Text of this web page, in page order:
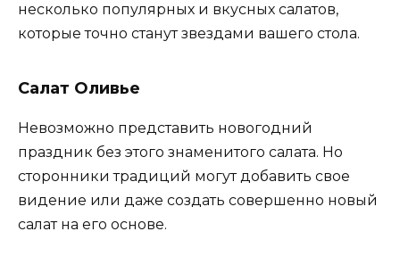
несколько популярных и вкусных салатов,
которые точно станут звездами вашего стола.
Салат Оливье
Невозможно представить новогодний
праздник без этого знаменитого салата. Но
сторонники традиций могут добавить свое
видение или даже создать совершенно новый
салат на его основе.